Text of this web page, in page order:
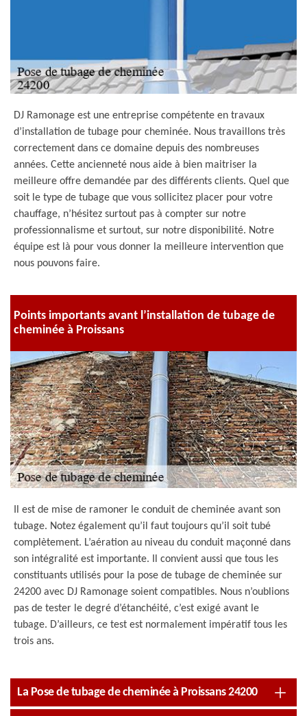
DJ Ramonage est une entreprise compétente en travaux
d’installation de tubage pour cheminée. Nous travaillons très
correctement dans ce domaine depuis des nombreuses
années. Cette ancienneté nous aide à bien maitriser la
meilleure offre demandée par des différents clients. Quel que
soit le type de tubage que vous sollicitez placer pour votre
chauffage, n’hésitez surtout pas à compter sur notre
professionnalisme et surtout, sur notre disponibilité. Notre
équipe est là pour vous donner la meilleure intervention que
nous pouvons faire.
Points importants avant l’installation de tubage de
cheminée à Proissans
Il est de mise de ramoner le conduit de cheminée avant son
tubage. Notez également qu’il faut toujours qu’il soit tubé
complètement. L’aération au niveau du conduit maçonné dans
son intégralité est importante. Il convient aussi que tous les
constituants utilisés pour la pose de tubage de cheminée sur
24200 avec DJ Ramonage soient compatibles. Nous n’oublions
pas de tester le degré d’étanchéité, c’est exigé avant le
tubage. D’ailleurs, ce test est normalement impératif tous les
trois ans.
La Pose de tubage de cheminée à Proissans 24200